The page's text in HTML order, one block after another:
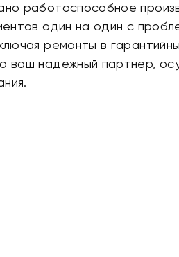
работоспособное
один на один с
ремонты в
ваш надежный партнер,